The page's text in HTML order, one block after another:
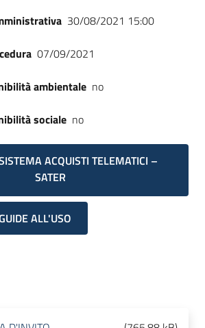
30/08/2021 15:00
07/09/2021
ambientale no
sociale no
ACQUISTI TELEMATICI –
SATER
ALL'USO